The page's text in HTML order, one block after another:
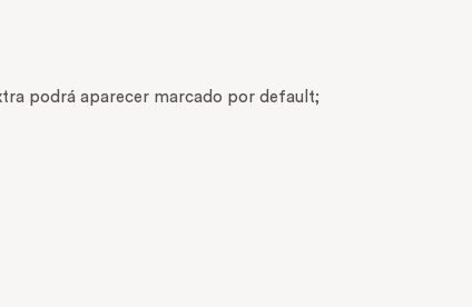
podrá aparecer marcado por default;